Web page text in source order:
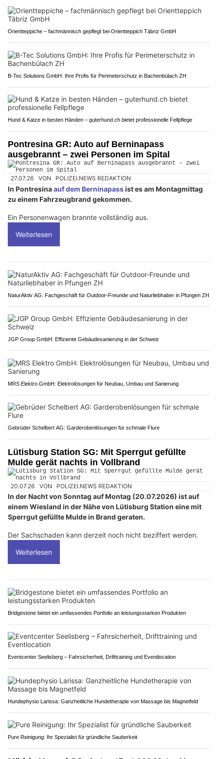
Orientteppiche – fachmännisch gepflegt bei Orientteppich Täbriz GmbH
B-Tec Solutions GmbH: Ihre Profis für Perimeterschutz in Bachenbülach ZH
Hund & Katze in besten Händen – guterhund.ch bietet professionelle Fellpflege
Pontresina GR: Auto auf Berninapass
ausgebrannt – zwei Personen im Spital
27.07.26 VON POLIZEI.NEWS REDAKTION
In Pontresinaauf dem Berninapassist es am Montagmittag
zu einem Fahrzeugbrand gekommen.
Ein Personenwagen brannte vollständig aus.
Weiterlesen
NaturAktiv AG: Fachgeschäft für Outdoor-Freunde und Naturliebhaber in Pfungen ZH
JGP Group GmbH: Effiziente Gebäudesanierung in der Schweiz
MRS Elektro GmbH: Elektrolösungen für Neubau, Umbau und Sanierung
Gebrüder Schelbert AG: Garderobenlösungen für schmale Flure
Lütisburg Station SG: Mit Sperrgut gefüllte
Mulde gerät nachts in Vollbrand
20.07.26 VON POLIZEI.NEWS REDAKTION
In der Nacht von Sonntag auf Montag (20.07.2026) ist auf
einem Wiesland in der Nähe von Lütisburg Station eine mit
Sperrgut gefüllte Mulde in Brand geraten.
Der Sachschaden kann derzeit noch nicht beziffert werden.
Weiterlesen
Bridgestone bietet ein umfassendes Portfolio an leistungsstarken Produkten
Eventcenter Seelisberg – Fahrsicherheit, Drifttraining und Eventlocation
Hundephysio Larissa: Ganzheitliche Hundetherapie von Massage bis Magnetfeld
Pure Reinigung: Ihr Spezialist für gründliche Sauberkeit